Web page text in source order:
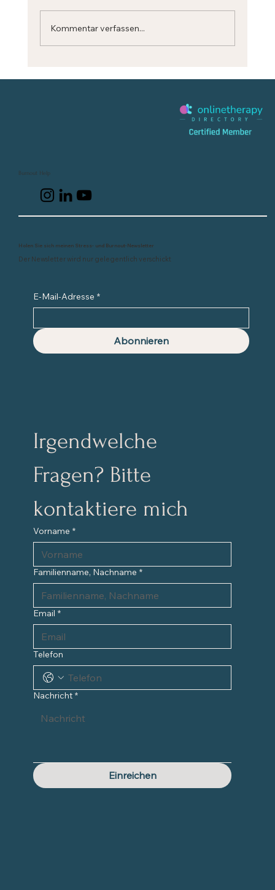
Kommentar verfassen...
Irgendwelche
Fragen? Bitte
kontaktiere mich
Vorname *
Familienname, Nachname *
Email *
Telefon
Nachricht *
Einreichen
Holen Sie sich meinen Stress- und Burnout-Newsletter
Der Newsletter wird nur gelegentlich verschickt
E-Mail-Adresse *
Abonnieren
Burnout Help